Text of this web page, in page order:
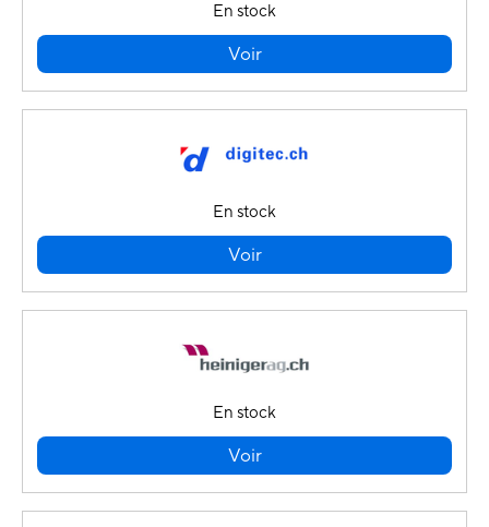
En stock
Voir
En stock
Voir
En stock
Voir